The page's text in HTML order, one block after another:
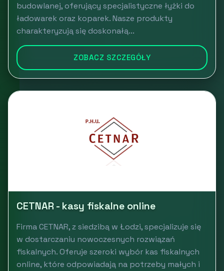
budowlanej, oferujący specjalistyczne łyżki do
ładowarek oraz koparek. Nasze produkty
charakteryzują się doskonałą...
ZOBACZ SZCZEGÓŁY
CETNAR - kasy fiskalne online
Firma CETNAR, z siedzibą w Łodzi, specjalizuje się
w dostarczaniu nowoczesnych rozwiązań
fiskalnych. Oferuje szeroki wybór kas fiskalnych
online, które odpowiadają na potrzeby małych i